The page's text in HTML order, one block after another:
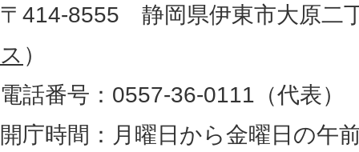
地
図
。
静
岡
所
〒414-8555 静岡県伊東市大原二
ス ）
電話番号：0557-36-0111（代表）
開庁時間：月曜日から金曜日の午